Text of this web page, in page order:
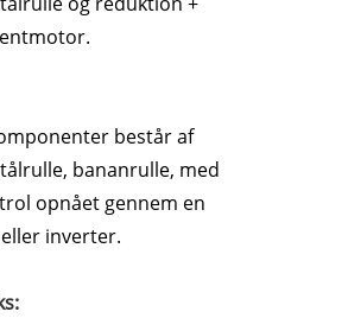
består af
bananrulle, med
opnået gennem en
inverter.